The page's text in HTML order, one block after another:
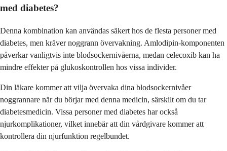
med diabetes?
Denna kombination kan användas säkert hos de flesta personer med
diabetes, men kräver noggrann övervakning. Amlodipin-komponenten
påverkar vanligtvis inte blodsockernivåerna, medan celecoxib kan ha
mindre effekter på glukoskontrollen hos vissa individer.
Din läkare kommer att vilja övervaka dina blodsockernivåer
noggrannare när du börjar med denna medicin, särskilt om du tar
diabetesmedicin. Vissa personer med diabetes har också
njurkomplikationer, vilket innebär att din vårdgivare kommer att
kontrollera din njurfunktion regelbundet.